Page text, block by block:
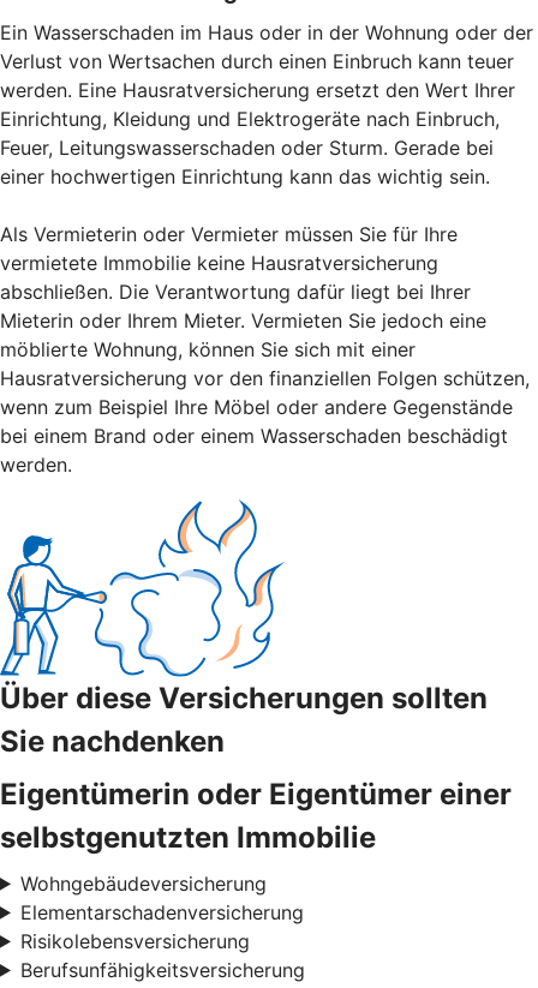
Ein Wasserschaden im Haus oder in der Wohnung oder der
Verlust von Wertsachen durch einen Einbruch kann teuer
werden. Eine Hausratversicherung ersetzt den Wert Ihrer
Einrichtung, Kleidung und Elektrogeräte nach Einbruch,
Feuer, Leitungswasserschaden oder Sturm. Gerade bei
einer hochwertigen Einrichtung kann das wichtig sein.
Als Vermieterin oder Vermieter müssen Sie für Ihre
vermietete Immobilie keine Hausratversicherung
abschließen. Die Verantwortung dafür liegt bei Ihrer
Mieterin oder Ihrem Mieter. Vermieten Sie jedoch eine
möblierte Wohnung, können Sie sich mit einer
Hausratversicherung vor den finanziellen Folgen schützen,
wenn zum Beispiel Ihre Möbel oder andere Gegenstände
bei einem Brand oder einem Wasserschaden beschädigt
werden.
Über diese Versicherungen sollten
Sie nachdenken
Eigentümerin oder Eigentümer einer
selbstgenutzten Immobilie
Wohngebäudeversicherung
Elementarschadenversicherung
Risikolebensversicherung
Berufsunfähigkeitsversicherung